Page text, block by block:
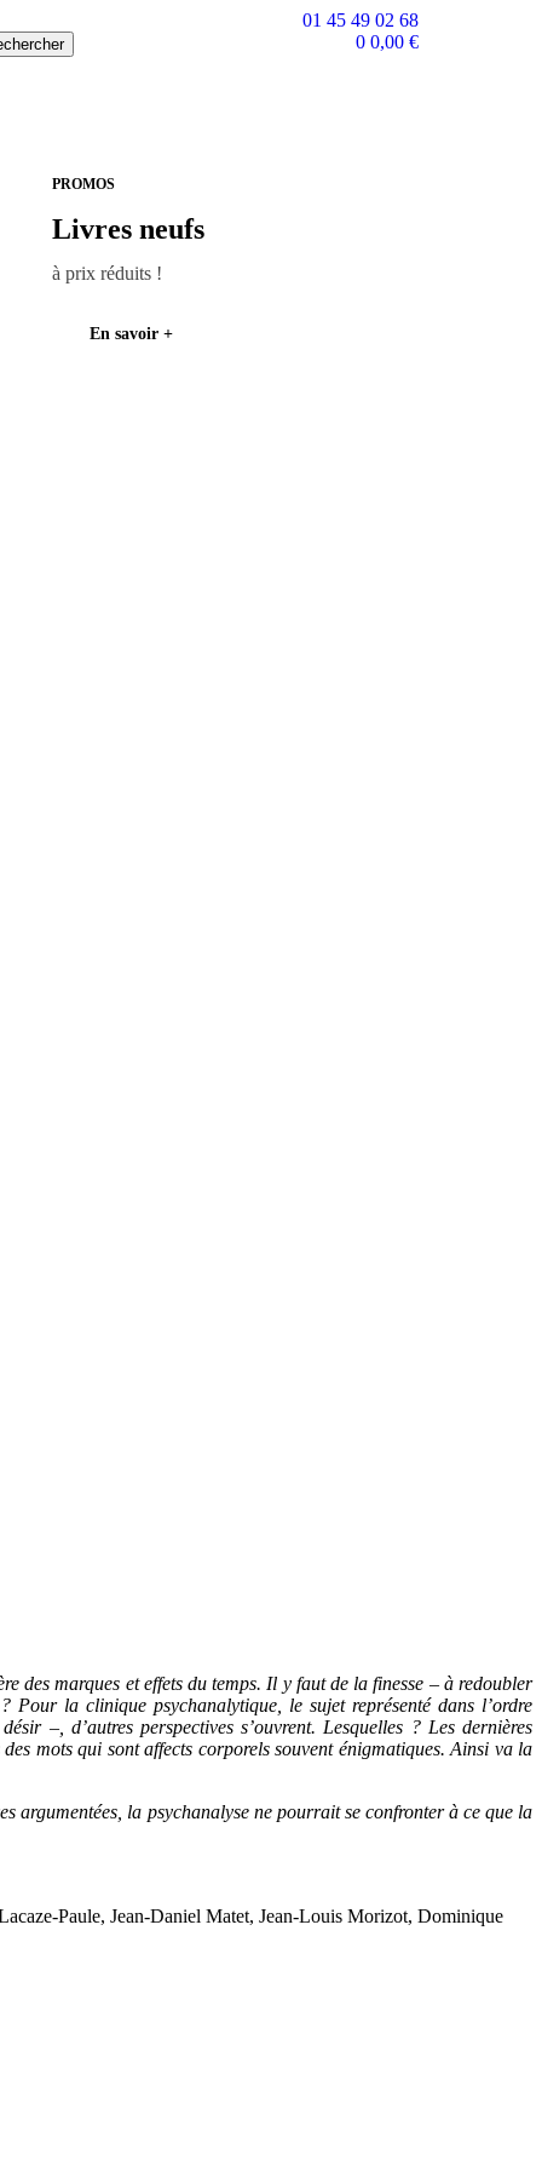
01 45 49 02 68
0 0,00 €
PROMOS
Livres neufs
à prix réduits !
En savoir +
des marques et effets du temps. Il y faut de la finesse – à redoubler
la clinique psychanalytique, le sujet représenté dans l’ordre
–, d’autres perspectives s’ouvrent. Lesquelles ? Les dernières
mots qui sont affects corporels souvent énigmatiques. Ainsi va la
argumentées, la psychanalyse ne pourrait se confronter à ce que la
Paule, Jean-Daniel Matet, Jean-Louis Morizot, Dominique